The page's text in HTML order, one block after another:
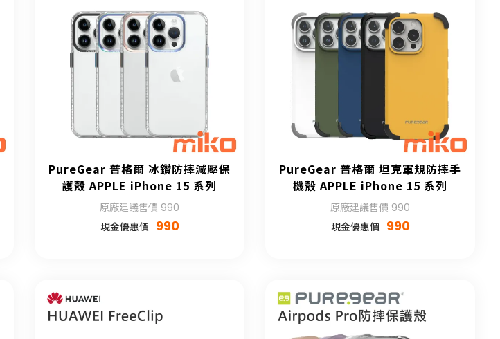
PureGear 普格爾 冰鑽防摔減壓保
護殼 APPLE iPhone 15 系列
原廠建議售價 990
現金優惠價 990
PureGear 普格爾 坦克軍規防摔手
機殼 APPLE iPhone 15 系列
原廠建議售價 990
現金優惠價 990